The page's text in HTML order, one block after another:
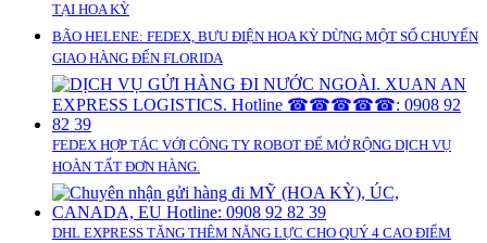
TẠI HOA KỲ
BÃO HELENE: FEDEX, BƯU ĐIỆN HOA KỲ DỪNG MỘT SỐ CHUYẾN
GIAO HÀNG ĐẾN FLORIDA
FEDEX HỢP TÁC VỚI CÔNG TY ROBOT ĐỂ MỞ RỘNG DỊCH VỤ
HOÀN TẤT ĐƠN HÀNG.
DHL EXPRESS TĂNG THÊM NĂNG LỰC CHO QUÝ 4 CAO ĐIỂM